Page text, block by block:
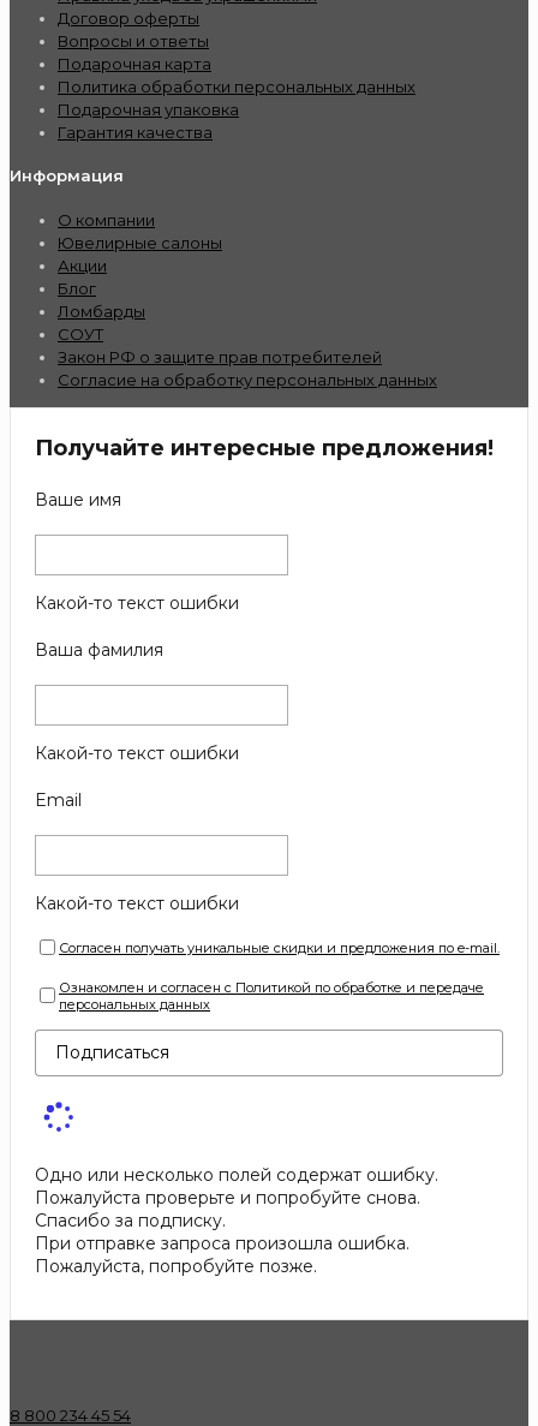
Договор оферты
Вопросы и ответы
Подарочная карта
Политика обработки персональных данных
Подарочная упаковка
Гарантия качества
Информация
О компании
Ювелирные салоны
Акции
Блог
Ломбарды
СОУТ
Закон РФ о защите прав потребителей
Согласие на обработку персональных данных
Получайте интересные предложения!
Ваше имя
Какой-то текст ошибки
Ваша фамилия
Какой-то текст ошибки
Email
Какой-то текст ошибки
Согласен получать уникальные скидки и предложения по e-mail.
Ознакомлен и согласен с Политикой по обработке и передаче
персональных данных
Подписаться
Одно или несколько полей содержат ошибку.
Пожалуйста проверьте и попробуйте снова.
Спасибо за подписку.
При отправке запроса произошла ошибка.
Пожалуйста, попробуйте позже.
8 800 234 45 54